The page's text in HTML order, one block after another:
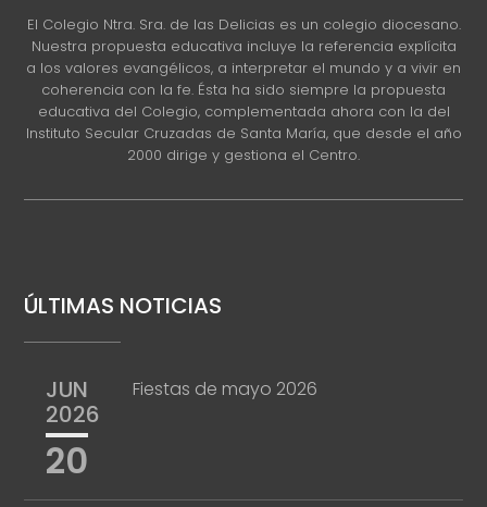
El Colegio Ntra. Sra. de las Delicias es un colegio diocesano.
Nuestra propuesta educativa incluye la referencia explícita
a los valores evangélicos, a interpretar el mundo y a vivir en
coherencia con la fe. Ésta ha sido siempre la propuesta
educativa del Colegio, complementada ahora con la del
Instituto Secular Cruzadas de Santa María, que desde el año
2000 dirige y gestiona el Centro.
ÚLTIMAS NOTICIAS
JUN
2026
20
Fiestas de mayo 2026